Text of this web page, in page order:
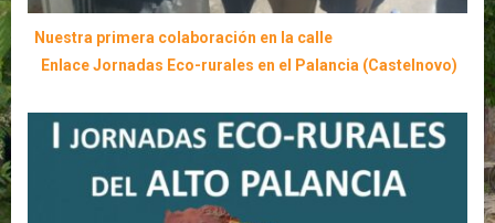
Nuestra primera colaboración en la calle
Enlace Jornadas Eco-rurales en el Palancia (Castelnovo)